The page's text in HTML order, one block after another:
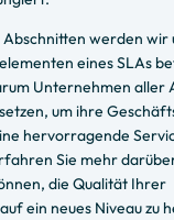
werden wir
eines SLAs
Unternehmen aller
um ihre
hervorragende
Sie mehr
die Qualität Ihrer
ein neues Niveau zu